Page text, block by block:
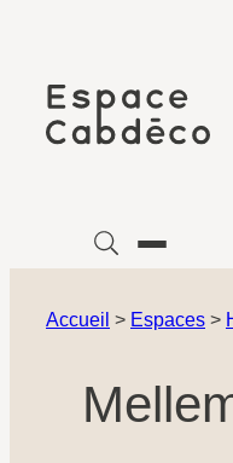
contenu
Accueil > Espaces >